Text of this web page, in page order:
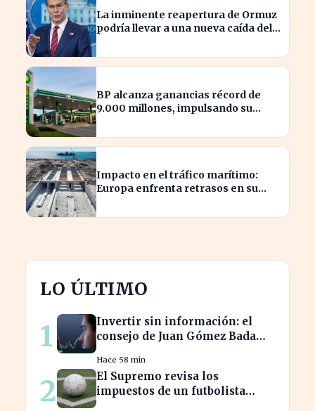
La inminente reapertura de Ormuz
podría llevar a una nueva caída del
BP alcanza ganancias récord de
9.000 millones, impulsando su
Impacto en el tráfico marítimo:
Europa enfrenta retrasos en su
LO ÚLTIMO
1
Invertir sin información: el
consejo de Juan Gómez Bada
Hace 58 min
2
El Supremo revisa los
impuestos de un futbolista